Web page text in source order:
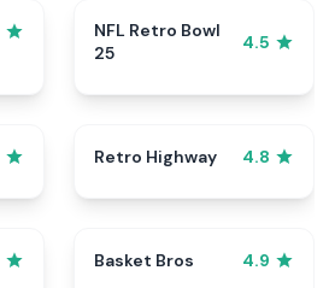
NFL Retro Bowl
25
4.5
Retro Highway 4.8
Basket Bros 4.9